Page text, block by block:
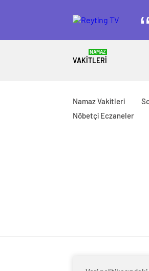
VAKITLERI
NAMAZ
Namaz Vakitleri
Nöbetçi Eczaneler